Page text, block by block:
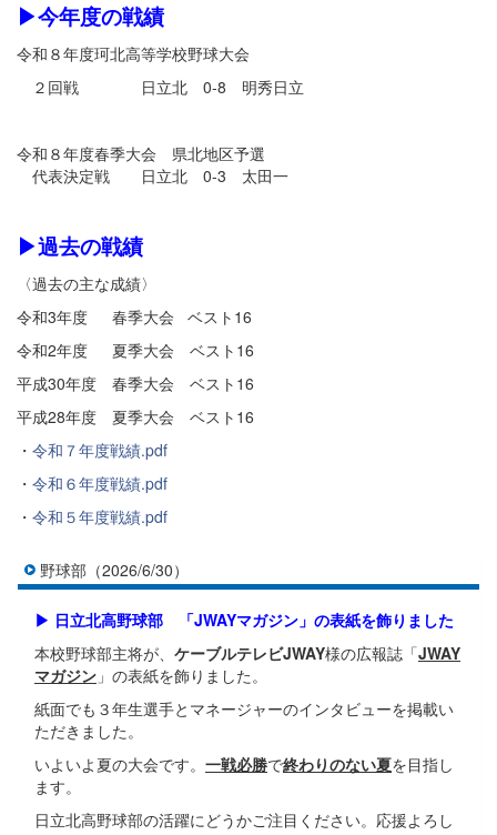
▶今年度の戦績
令和８年度珂北高等学校野球大会
２回戦 日立北 0-8 明秀日立
令和８年度春季大会 県北地区予選
代表決定戦 日立北 0-3 太田一
▶過去の戦績
〈過去の主な成績〉
令和3年度 春季大会 ベスト16
令和2年度 夏季大会 ベスト16
平成30年度 春季大会 ベスト16
平成28年度 夏季大会 ベスト16
・ 令和７年度戦績.pdf
・ 令和６年度戦績.pdf
・ 令和５年度戦績.pdf
野球部（2026/6/30）
▶ 日立北高野球部 「JWAYマガジン」の表紙を飾りました
本校野球部主将が、 ケーブルテレビJWAY様の広報誌「JWAY
マガジン 」の表紙を飾りました。
紙面でも３年生選手とマネージャーのインタビューを掲載い
ただきました。
いよいよ夏の大会です。 一戦必勝で終わりのない夏を目指し
ます。
日立北高野球部の活躍にどうかご注目ください。応援よろし